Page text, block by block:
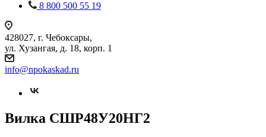
8 800 500 55 19
428027, г. Чебоксары,
ул. Хузангая, д. 18, корп. 1
info@npokaskad.ru
Вилка СШР48У20НГ2